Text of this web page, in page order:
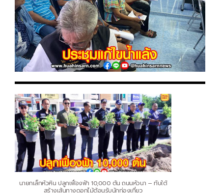
นายกเล็กหัวหิน ปลูกเฟื่องฟ้า 10,000 ต้น ถนนหัวนา – ทับใต้
สร้างเส้นทางดอกไม้ต้อนรับนักท่องเที่ยว